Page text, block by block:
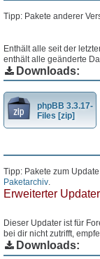
Tipp: Pakete anderer
Enthält alle seit der
enthält alle geänderte
Downloads:
phpBB 3.3.17-
Files [zip]
Tipp: Pakete zum
Paketarchiv.
Erweiterter Updater
Dieser Updater ist für
bei dir nicht zutrifft,
Downloads: